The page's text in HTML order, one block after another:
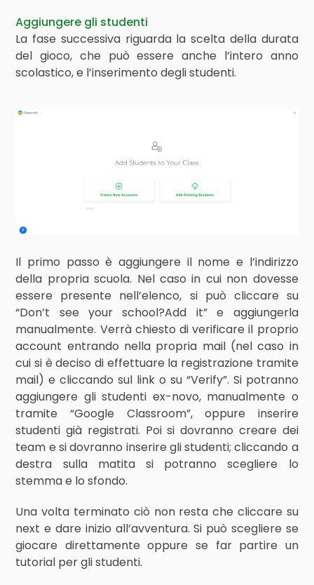
Aggiungere gli studenti
La fase successiva riguarda la scelta della durata
del gioco, che può essere anche l’intero anno
scolastico, e l’inserimento degli studenti.
Il primo passo è aggiungere il nome e l’indirizzo
della propria scuola. Nel caso in cui non dovesse
essere presente nell’elenco, si può cliccare su
“Don’t see your school?Add it” e aggiungerla
manualmente. Verrà chiesto di verificare il proprio
account entrando nella propria mail (nel caso in
cui si è deciso di effettuare la registrazione tramite
mail) e cliccando sul link o su “Verify”. Si potranno
aggiungere gli studenti ex-novo, manualmente o
tramite “Google Classroom”, oppure inserire
studenti già registrati. Poi si dovranno creare dei
team e si dovranno inserire gli studenti; cliccando a
destra sulla matita si potranno scegliere lo
stemma e lo sfondo.
Una volta terminato ciò non resta che cliccare su
next e dare inizio all’avventura. Si può scegliere se
giocare direttamente oppure se far partire un
tutorial per gli studenti.